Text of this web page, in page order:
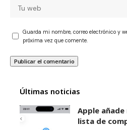
Guarda mi nombre, correo electrónico y
próxima vez que comente.
Últimas noticias
Apple
lista de